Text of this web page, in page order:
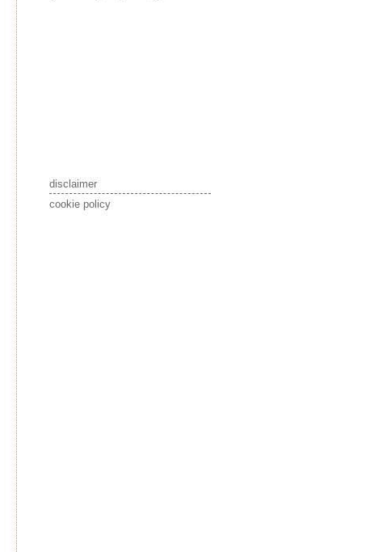
disclaimer
cookie policy